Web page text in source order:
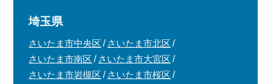
埼玉県
さいたま市中央区
さいたま市北区
さいたま市南区
さいたま市大宮区
さいたま市岩槻区
さいたま市桜区